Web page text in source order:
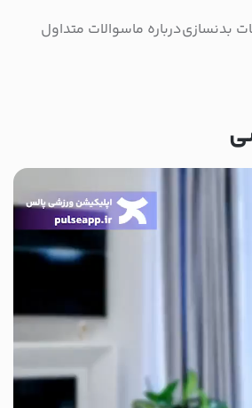
بدنسازیدرباره ماسوالات متداول